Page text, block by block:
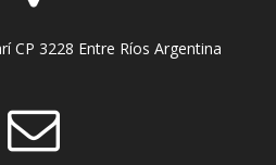
CP 3228 Entre Ríos Argentina